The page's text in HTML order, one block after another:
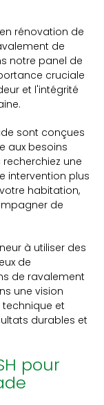
rénovation de
de
notre panel de
cruciale
et l'intégrité
sont conçues
aux besoins
une
intervention plus
habitation,
de
à utiliser des
de
de ravalement
une vision
et
durables et
pour